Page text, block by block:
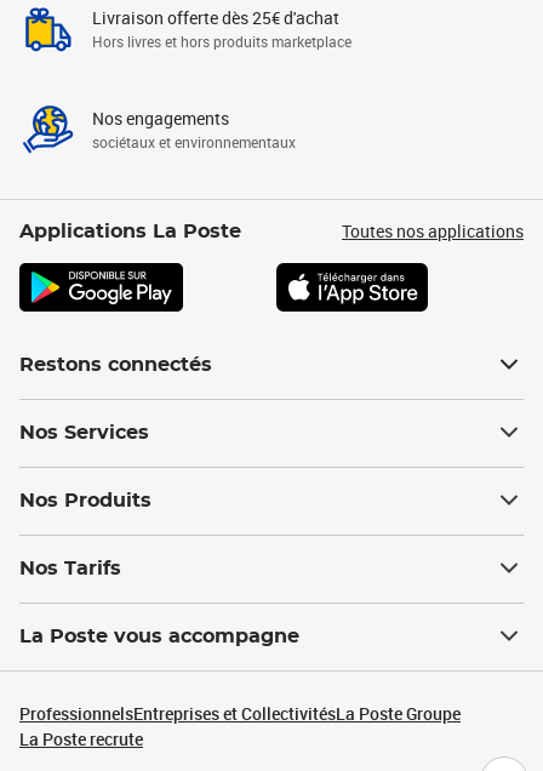
Livraison offerte dès 25€ d'achat
Hors livres et hors produits marketplace
Nos engagements
sociétaux et environnementaux
Applications La Poste Toutes nos applications
Restons connectés
Nos Services
Nos Produits
Nos Tarifs
La Poste vous accompagne
ProfessionnelsEntreprises et CollectivitésLa Poste Groupe
La Poste recrute